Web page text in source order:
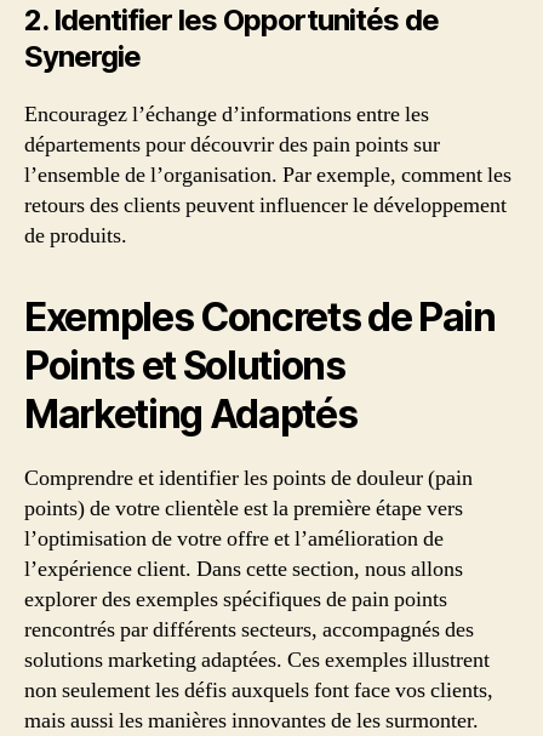
2. Identifier les Opportunités de
Synergie
Encouragez l’échange d’informations entre les
départements pour découvrir des pain points sur
l’ensemble de l’organisation. Par exemple, comment les
retours des clients peuvent influencer le développement
de produits.
Exemples Concrets de Pain
Points et Solutions
Marketing Adaptés
Comprendre et identifier les points de douleur (pain
points) de votre clientèle est la première étape vers
l’optimisation de votre offre et l’amélioration de
l’expérience client. Dans cette section, nous allons
explorer des exemples spécifiques de pain points
rencontrés par différents secteurs, accompagnés des
solutions marketing adaptées. Ces exemples illustrent
non seulement les défis auxquels font face vos clients,
mais aussi les manières innovantes de les surmonter.